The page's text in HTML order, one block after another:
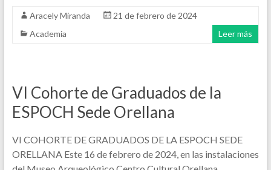
Aracely Miranda
21 de febrero de 2024
Academia
Leer más
VI Cohorte de Graduados de la
ESPOCH Sede Orellana
VI COHORTE DE GRADUADOS DE LA ESPOCH SEDE
ORELLANA Este 16 de febrero de 2024, en las instalaciones